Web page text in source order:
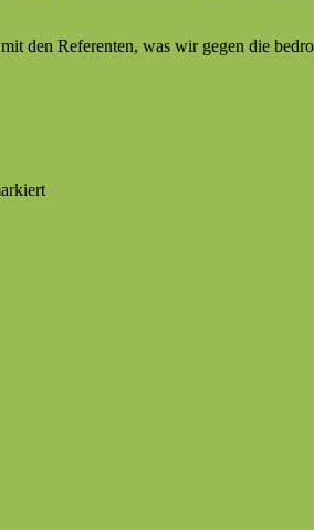
den Ref­er­enten, was wir gegen die